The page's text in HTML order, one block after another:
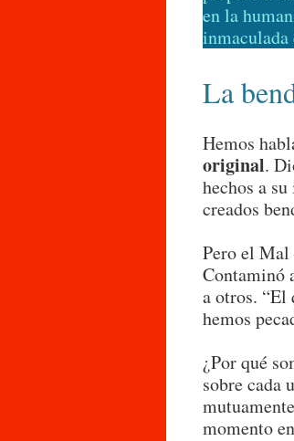
en la
inmaculada
La
Hemos
original.
hechos a
creados
Pero el
Contaminó
a otros. “El
hemos
¿Por qué
sobre cada
momento